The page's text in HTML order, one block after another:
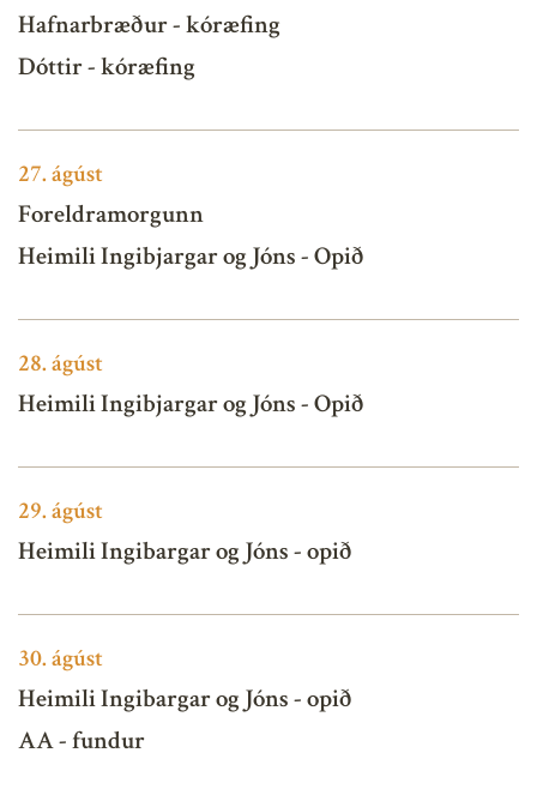
Hafnarbræður - kóræfing
Dóttir - kóræfing
27.ágúst
Foreldramorgunn
Heimili Ingibjargar og Jóns - Opið
28.ágúst
Heimili Ingibjargar og Jóns - Opið
29.ágúst
Heimili Ingibargar og Jóns - opið
30.ágúst
Heimili Ingibargar og Jóns - opið
AA - fundur